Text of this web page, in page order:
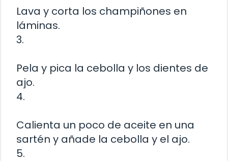
Lava y corta los champiñones en
láminas.
3.
Pela y pica la cebolla y los dientes de
ajo.
4.
Calienta un poco de aceite en una
sartén y añade la cebolla y el ajo.
5.